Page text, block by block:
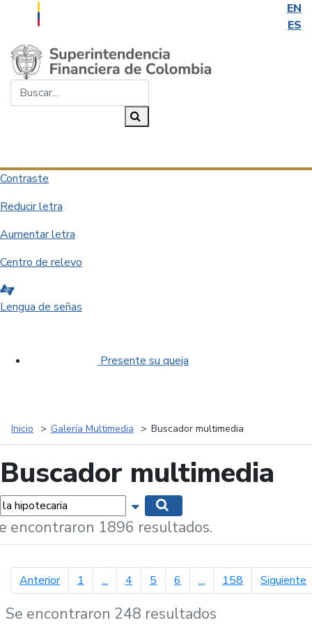
EN
ES
Saltar al contenido principal
Contraste
Reducir letra
Aumentar letra
Centro de relevo
Lengua de señas
Presente su queja
Inicio Galería Multimedia Buscador multimedia
Buscador multimedia
Mostrar opciones de búsqueda
encontraron 1896 resultados.
Anteriorpágina anterior
1 ... 4 5 6 ... 158 Siguiente
Se encontraron 248 resultados